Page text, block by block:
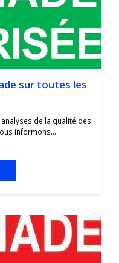
sur toutes les
de la qualité des
informons...